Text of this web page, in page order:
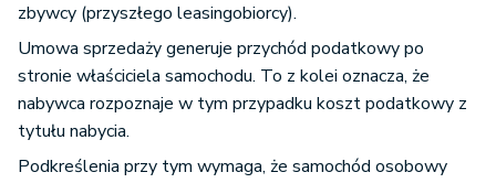
zbywcy (przyszłego leasingobiorcy).
Umowa sprzedaży generuje przychód podatkowy po
stronie właściciela samochodu. To z kolei oznacza, że
nabywca rozpoznaje w tym przypadku koszt podatkowy z
tytułu nabycia.
Podkreślenia przy tym wymaga, że samochód osobowy